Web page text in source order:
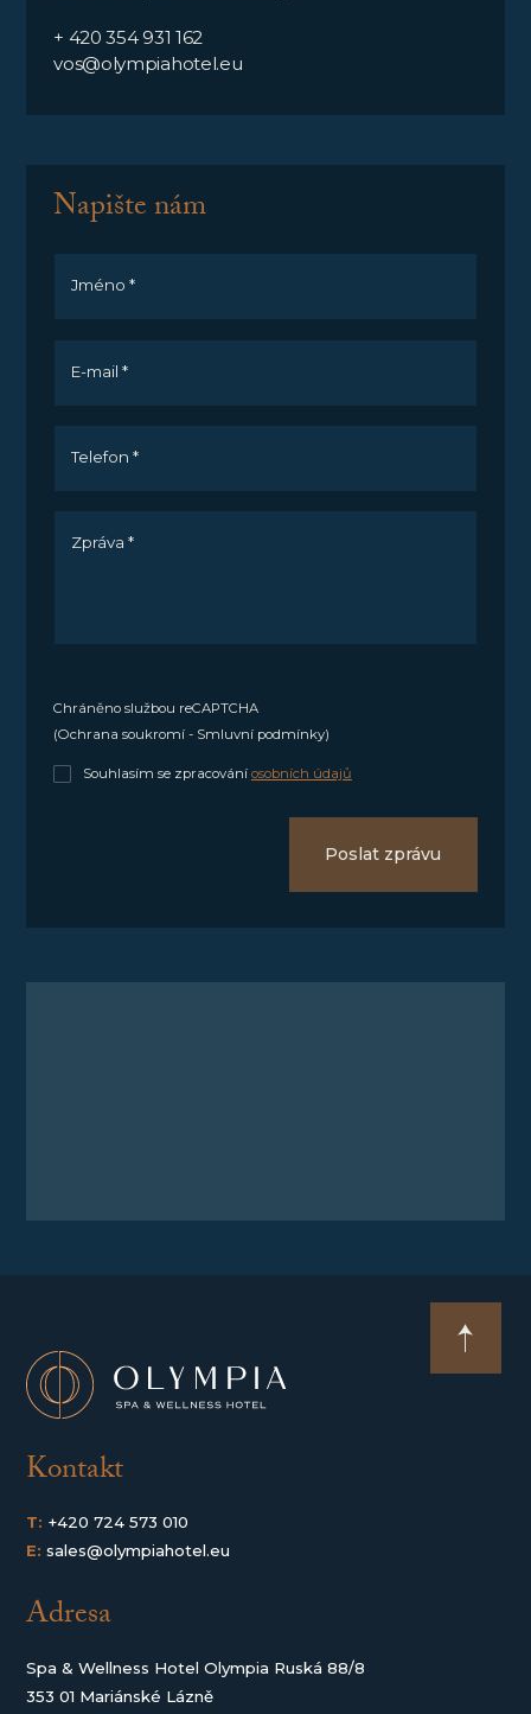
+ 420 354 931 162
vos@olympiahotel.eu
Napište nám
Jméno *
E-mail *
Telefon *
Zpráva *
Chráněno službou reCAPTCHA
(Ochrana soukromí - Smluvní podmínky)
Souhlasím se zpracování osobních údajů
Poslat zprávu
Kontakt
T: +420 724 573 010
E: sales@olympiahotel.eu
Adresa
Spa & Wellness Hotel Olympia Ruská 88/8
353 01 Mariánské Lázně